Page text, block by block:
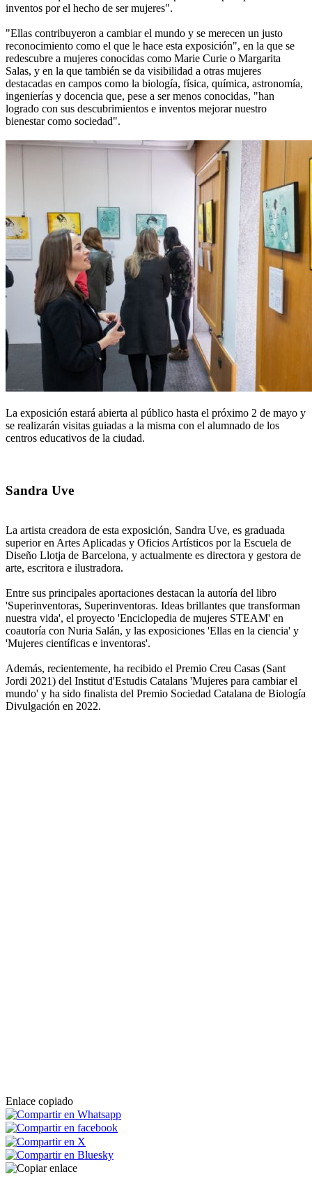
inventos por el hecho de ser mujeres".
"Ellas contribuyeron a cambiar el mundo y se merecen un justo
reconocimiento como el que le hace esta exposición", en la que se
redescubre a mujeres conocidas como Marie Curie o Margarita
Salas, y en la que también se da visibilidad a otras mujeres
destacadas en campos como la biología, física, química, astronomía,
ingenierías y docencia que, pese a ser menos conocidas, "han
logrado con sus descubrimientos e inventos mejorar nuestro
bienestar como sociedad".
La exposición estará abierta al público hasta el próximo 2 de mayo y
se realizarán visitas guiadas a la misma con el alumnado de los
centros educativos de la ciudad.
Sandra Uve
La artista creadora de esta exposición, Sandra Uve, es graduada
superior en Artes Aplicadas y Oficios Artísticos por la Escuela de
Diseño Llotja de Barcelona, y actualmente es directora y gestora de
arte, escritora e ilustradora.
Entre sus principales aportaciones destacan la autoría del libro
'Superinventoras, Superinventoras. Ideas brillantes que transforman
nuestra vida', el proyecto 'Enciclopedia de mujeres STEAM' en
coautoría con Nuria Salán, y las exposiciones 'Ellas en la ciencia' y
'Mujeres científicas e inventoras'.
Además, recientemente, ha recibido el Premio Creu Casas (Sant
Jordi 2021) del Institut d'Estudis Catalans 'Mujeres para cambiar el
mundo' y ha sido finalista del Premio Sociedad Catalana de Biología
Divulgación en 2022.
Enlace copiado